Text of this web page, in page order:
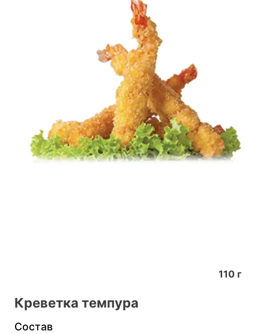
110 г
Креветка темпура
Состав